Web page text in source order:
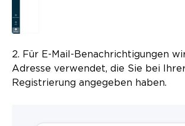
2. Für E-Mail-Benachrichtigungen
Adresse verwendet, die Sie bei
Registrierung angegeben haben.